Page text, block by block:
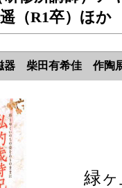
（R1卒）ほか
器 柴田有希佳 作陶
緑